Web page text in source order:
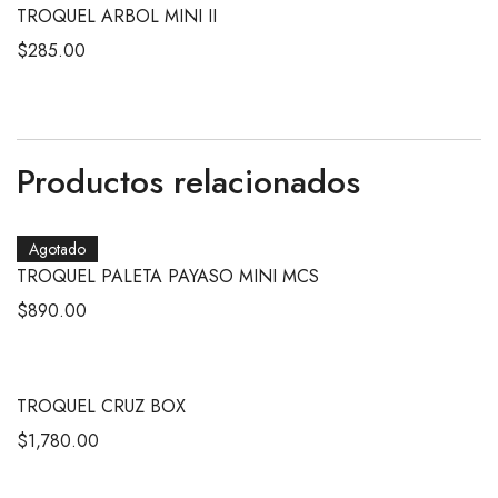
TROQUEL ARBOL MINI II
$285.00
Productos relacionados
Agotado
TROQUEL PALETA PAYASO MINI MCS
$890.00
TROQUEL CRUZ BOX
$1,780.00